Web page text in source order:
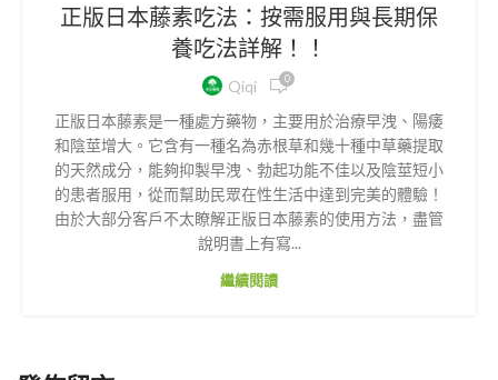
正版日本藤素吃法：按需服用與長期保
養吃法詳解！！
Qiqi 0
正版日本藤素是一種處方藥物，主要用於治療早洩、陽痿
和陰莖增大。它含有一種名為赤根草和幾十種中草藥提取
的天然成分，能夠抑製早洩、勃起功能不佳以及陰莖短小
的患者服用，從而幫助民眾在性生活中達到完美的體驗！
由於大部分客戶不太瞭解正版日本藤素的使用方法，盡管
說明書上有寫...
繼續閱讀